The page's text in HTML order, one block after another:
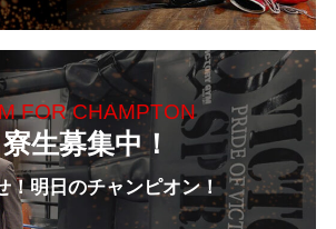
FOR CHAMPTON
寮生募集中！
！明日のチャンピオン！